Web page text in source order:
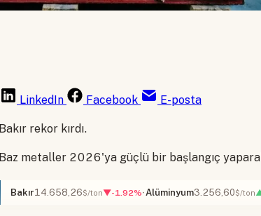
LinkedIn Facebook E-posta
Bakır rekor kırdı.
Baz metaller 2026'ya güçlü bir başlangıç
Bakır14.658,26$/ton▼-1.92% Alüminyum3.256,60$/ton